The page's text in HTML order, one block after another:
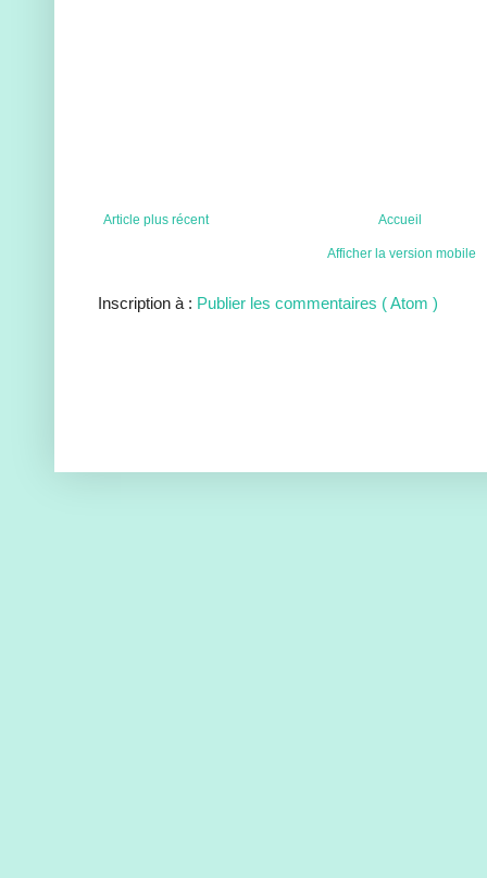
Article plus récent Accueil
Afficher la version mobile
Inscription à : Publier les commentaires ( Atom )